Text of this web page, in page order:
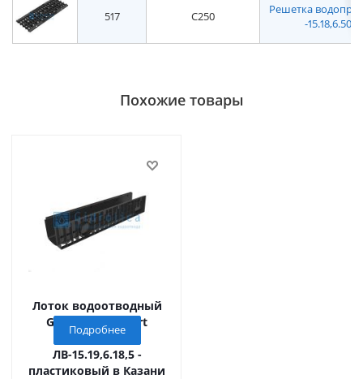
517 C250
Решетка
-15.18,6.50
Похожие товары
Лоток водоотводный
Gidrolica Standart
(Стандарт)
ЛВ-15.19,6.18,5 -
пластиковый в Казани
Подробнее